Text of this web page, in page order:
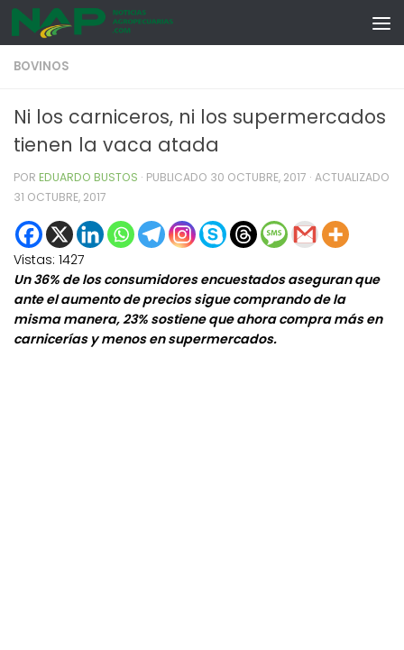
Skip to content
BOVINOS
Ni los carniceros, ni los supermercados
tienen la vaca atada
POR EDUARDO BUSTOS · PUBLICADO 30 OCTUBRE, 2017 · ACTUALIZADO
31 OCTUBRE, 2017
Vistas: 1427
Un 36% de los consumidores encuestados aseguran que
ante el aumento de precios sigue comprando de la
misma manera, 23% sostiene que ahora compra más en
carnicerías y menos en supermercados.